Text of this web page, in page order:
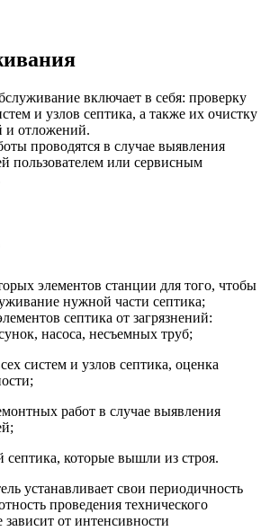
включает в себя: проверку
и узлов септика, а также их очистку
и отложений.
проводятся в случае выявления
пользователем или сервисным
элементов станции для того, чтобы
нужной части септика;
септика от загрязнений:
насоса, несъемных труб;
систем и узлов септика, оценка
работ в случае выявления
септика, которые вышли из строя.
устанавливает свои периодичность
проведения технического
от интенсивности